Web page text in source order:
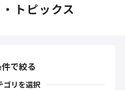
トピックス
で絞る
ゴリを選択